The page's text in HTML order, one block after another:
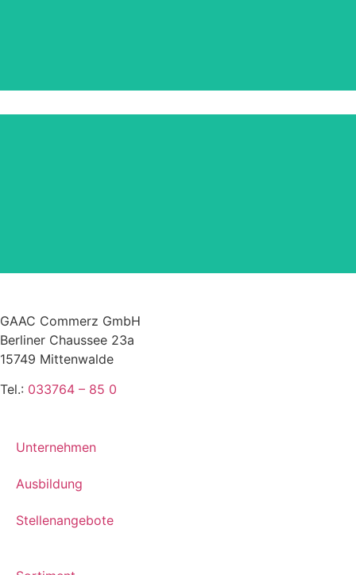
GAAC Commerz GmbH
Berliner Chaussee 23a
15749 Mittenwalde
Tel.: 033764 – 85 0
Unternehmen
Ausbildung
Stellenangebote